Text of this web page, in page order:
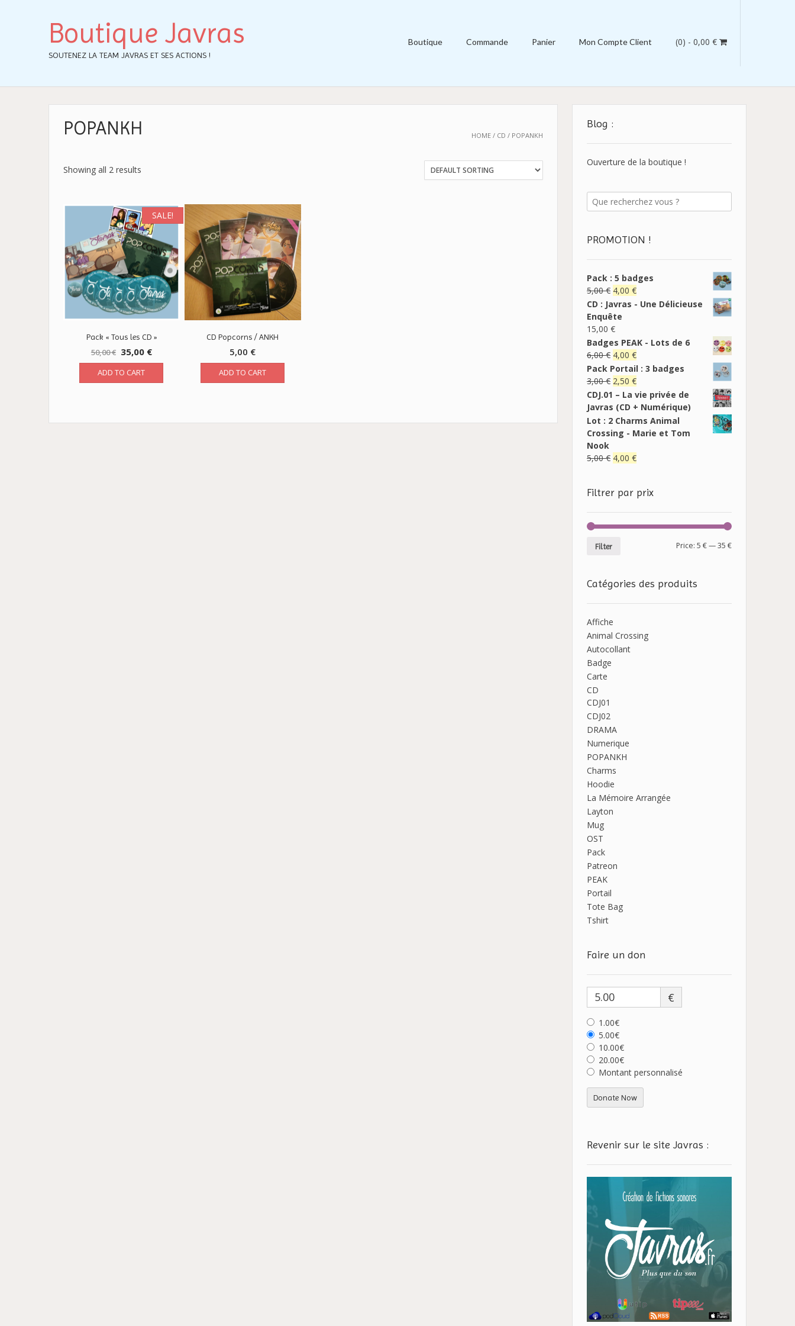
Boutique Javras
SOUTENEZ LA TEAM JAVRAS ET SES ACTIONS !
(0) - 0,00 €
Boutique Commande Panier Mon Compte Client
HOME / CD / POPANKH
POPANKH
Showing all 2 results
SALE!
Pack « Tous les CD »
50,00€ 35,00 €
ADD TO CART
CD Popcorns / ANKH
5,00 €
ADD TO CART
Blog :
Ouverture de la boutique !
PROMOTION !
Pack : 5 badges
5,00€ 4,00 €
CD : Javras - Une Délicieuse
Enquête
15,00 €
Badges PEAK - Lots de 6
6,00€ 4,00 €
Pack Portail : 3 badges
3,00€ 2,50 €
CDJ.01 – La vie privée de
Javras (CD + Numérique)
Lot : 2 Charms Animal
Crossing - Marie et Tom
Nook
5,00€ 4,00 €
Filtrer par prix
Filter Price: 5 €—35 €
Catégories des produits
Affiche
Animal Crossing
Autocollant
Badge
Carte
CD
CDJ01
CDJ02
DRAMA
Numerique
POPANKH
Charms
Hoodie
La Mémoire Arrangée
Layton
Mug
OST
Pack
Patreon
PEAK
Portail
Tote Bag
Tshirt
Faire un don
€
1.00€
5.00€
10.00€
20.00€
Montant personnalisé
Donate Now
Revenir sur le site Javras :